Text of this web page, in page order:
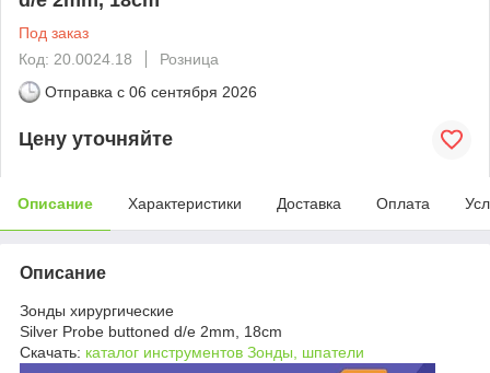
Под заказ
Код: 20.0024.18
Розница
Отправка с 06 сентября 2026
Цену уточняйте
Описание Характеристики Доставка Оплата
Описание
Зонды хирургические
Silver Probe buttoned d/e 2mm, 18cm
Скачать: каталог инструментов Зонды, шпатели